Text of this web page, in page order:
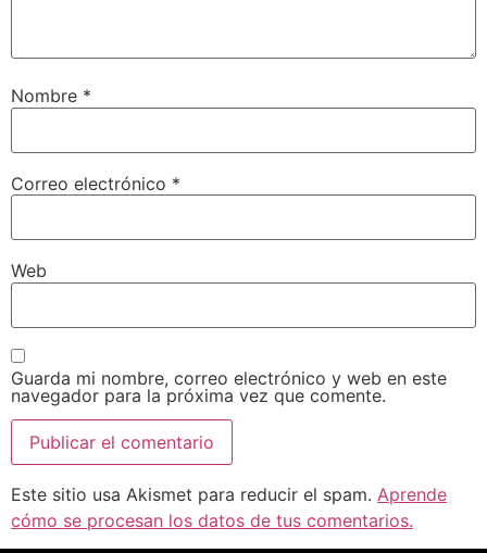
Nombre *
Correo electrónico *
Web
Guarda mi nombre, correo electrónico y web en este
navegador para la próxima vez que comente.
Este sitio usa Akismet para reducir el spam. Aprende
cómo se procesan los datos de tus comentarios.